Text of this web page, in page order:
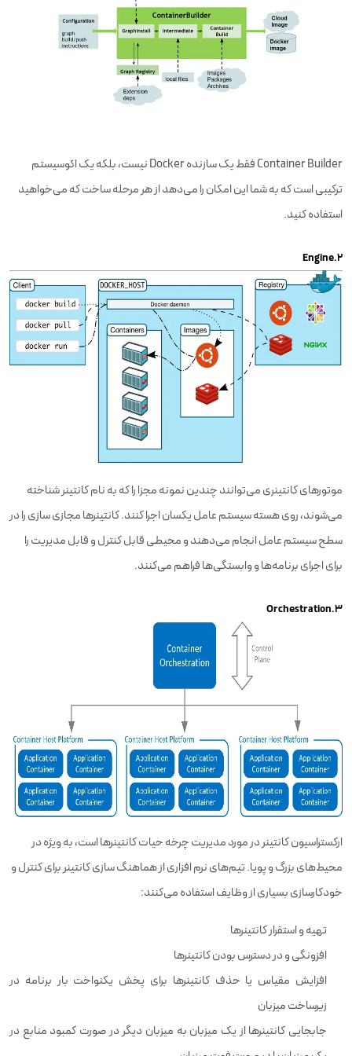
Container Builder فقط یک سازنده Docker نیست، بلکه یک اکوسیستم
ترکیبی است که به شما این امکان را می‌دهد از هر مرحله ساخت که می‌خواهید
استفاده کنید.
۲.Engine
موتورهای کانتینری می‌توانند چندین نمونه مجزا را که به نام کانتینر شناخته
می‌شوند، روی هسته سیستم عامل یکسان اجرا کنند. کانتینرها مجازی سازی را در
سطح سیستم عامل انجام می‌دهند و محیطی قابل کنترل و قابل مدیریت را
برای اجرای برنامه‌ها و وابستگی‌ها فراهم می‌کنند.
۳.Orchestration
ارکستراسیون کانتینر در مورد مدیریت چرخه حیات کانتینرها است، به ویژه در
محیط‌های بزرگ و پویا. تیم‌های نرم افزاری از هماهنگ سازی کانتینر برای کنترل و
خودکارسازی بسیاری از وظایف استفاده می‌کنند:
تهیه و استقرار کانتینرها
افزونگی و در دسترس بودن کانتینرها
افزایش مقیاس یا حذف کانتینرها برای پخش یکنواخت بار برنامه در
زیرساخت میزبان
جابجایی کانتینرها از یک میزبان به میزبان دیگر در صورت کمبود منابع در